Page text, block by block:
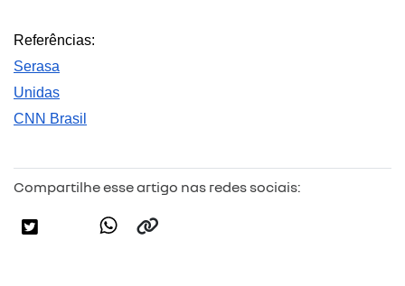
Referências:
Serasa
Unidas
CNN Brasil
Compartilhe esse artigo nas redes sociais: